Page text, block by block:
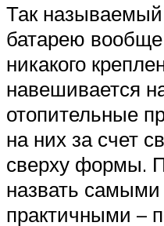
Так
батарею вообще
никакого
навешивается
отопительные
на них за счет
сверху формы.
назвать
практичными –